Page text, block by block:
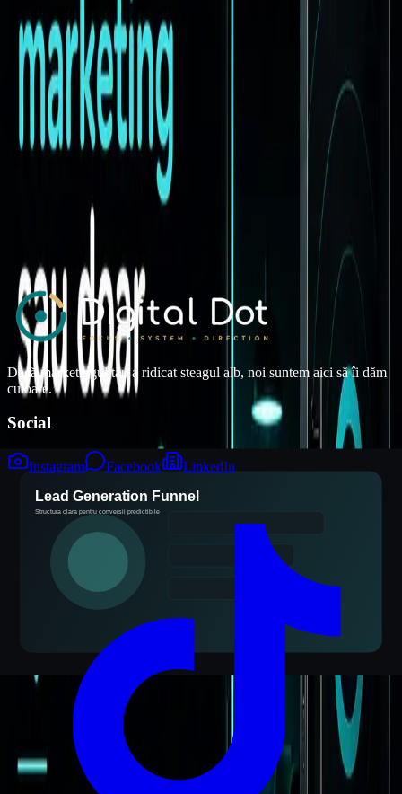
Marketingul eficient nu se bazează pe noroc, ci pe strategie, website,
conținut, campanii, SEO și măsurare. Află de ce marketingul trebuie
tratat ca infrastructură de business.
08 iunie 2026• 7 min read
SEO & AI
SEO modern: cum se schimbă vizibilitatea online în
O analiză despre Google Search, AI SEO, structured data, llms.txt,
Dacă marketingul tău a ridicat steagul alb, noi suntem aici să îi dăm
culoare.
Social
Instagram Facebook LinkedIn